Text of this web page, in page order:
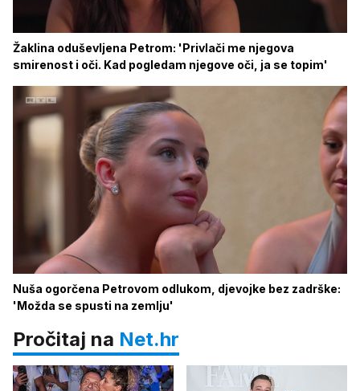
Žaklina oduševljena Petrom: 'Privlači me njegova
smirenost i oči. Kad pogledam njegove oči, ja se topim'
Nuša ogorčena Petrovom odlukom, djevojke bez zadrške:
'Možda se spusti na zemlju'
Pročitaj na Net.hr